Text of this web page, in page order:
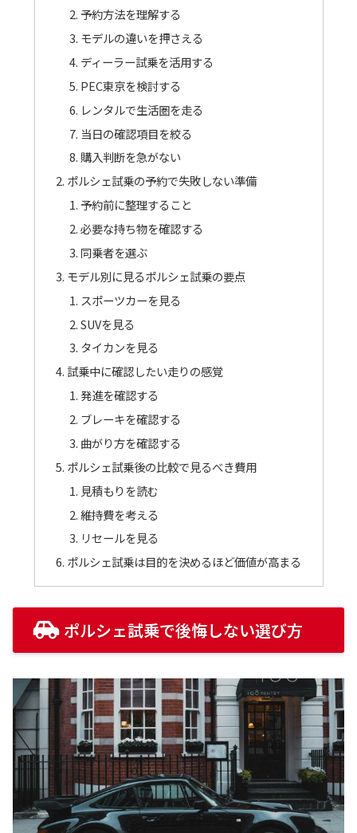
予約方法を理解する
モデルの違いを押さえる
ディーラー試乗を活用する
PEC東京を検討する
レンタルで生活圏を走る
当日の確認項目を絞る
購入判断を急がない
ポルシェ試乗の予約で失敗しない準備
予約前に整理すること
必要な持ち物を確認する
同乗者を選ぶ
モデル別に見るポルシェ試乗の要点
スポーツカーを見る
SUVを見る
タイカンを見る
試乗中に確認したい走りの感覚
発進を確認する
ブレーキを確認する
曲がり方を確認する
ポルシェ試乗後の比較で見るべき費用
見積もりを読む
維持費を考える
リセールを見る
ポルシェ試乗は目的を決めるほど価値が高まる
ポルシェ試乗で後悔しない選び方